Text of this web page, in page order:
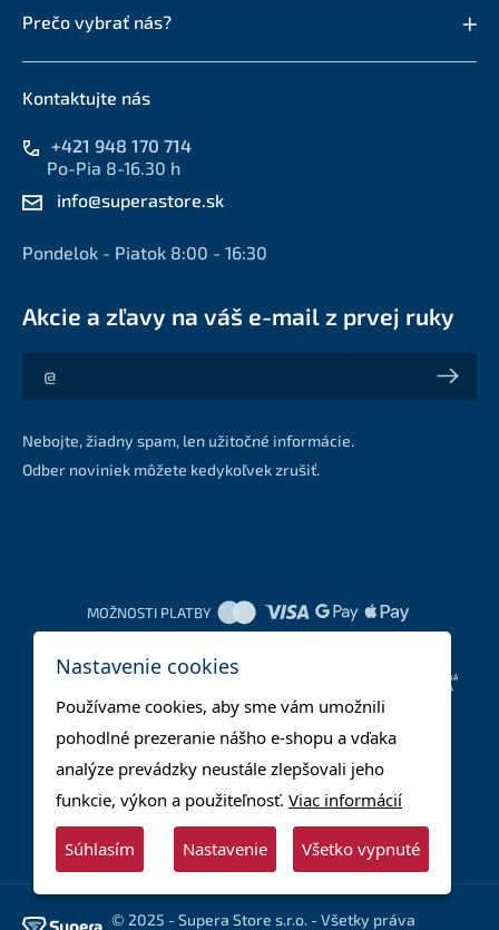
Prečo vybrať nás?
Kontaktujte nás
+421 948 170 714
Po-Pia 8-16.30 h
info@superastore.sk
Pondelok - Piatok 8:00 - 16:30
Akcie a zľavy na váš e-mail z prvej ruky
Akcie a zľavy na váš e-mail z prvej ruky
Nebojte, žiadny spam, len užitočné informácie.
Odber noviniek môžete kedykoľvek zrušiť.
MOŽNOSTI PLATBY
© 2025 - Supera Store s.r.o. - Všetky práva
Nastavenie cookies
Používame cookies, aby sme vám umožnili
pohodlné prezeranie nášho e-shopu a vďaka
analýze prevádzky neustále zlepšovali jeho
funkcie, výkon a použiteľnosť. Viac informácií
Súhlasím Nastavenie Všetko vypnuté